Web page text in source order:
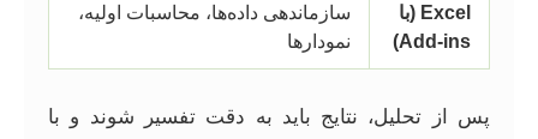
Excel (با
Add-ins)
سازماندهی داده‌ها، محاسبات اولیه،
نمودارها
پس از تحلیل، نتایج باید به دقت تفسیر شوند و با